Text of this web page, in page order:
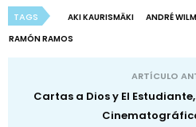
TAGS AKI KAURISMÄKI ANDRÉ
RAMÓN RAMOS
ARTÍCULO
Cartas a Dios y El